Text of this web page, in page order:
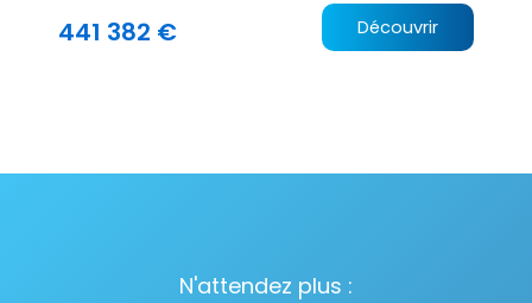
441 382 € Découvrir
N'attendez plus :